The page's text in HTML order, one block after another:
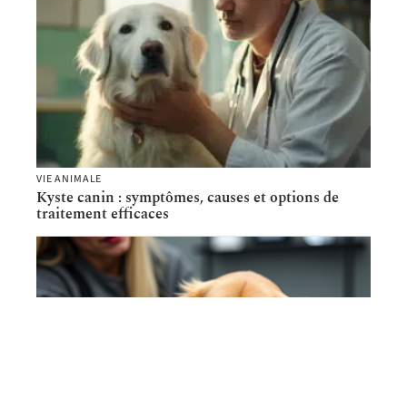
VIE ANIMALE
Kyste canin : symptômes, causes et options de
traitement efficaces